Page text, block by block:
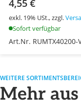
4,55 €
exkl. 19% USt., zzgl.
Sofort verfügbar
Art.Nr. RUMTX40200-
WEITERE
Mehr